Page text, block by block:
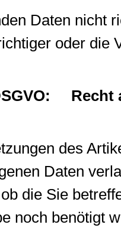
Daten nicht
oder die
Recht
des
Daten
die Sie
noch benötigt